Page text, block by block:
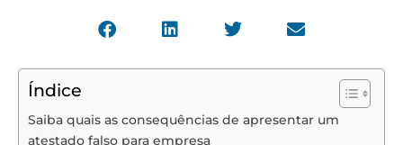
Índice
Saiba quais as consequências de apresentar um
atestado falso para empresa